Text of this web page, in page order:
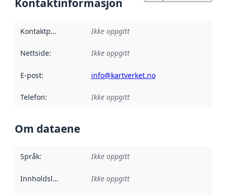
Kontaktinformasjon
Kontaktpunkt Ikke oppgitt
Nettside: Ikke oppgitt
E-post: info@kartverket.no
Telefon: Ikke oppgitt
Om dataene
Språk: Ikke oppgitt
Innholdsleverandører :
Ikke oppgitt